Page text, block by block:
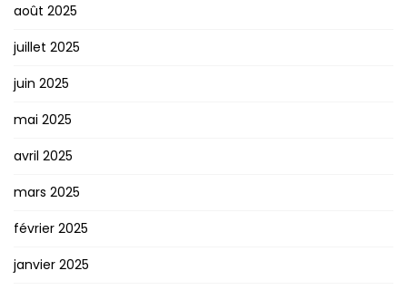
août 2025
juillet 2025
juin 2025
mai 2025
avril 2025
mars 2025
février 2025
janvier 2025